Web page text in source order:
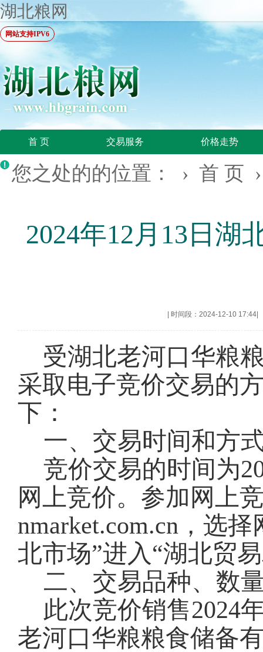
湖北粮网
网站支持IPV6
首 页 交易服务 价格走势
您之处的的位置： › 首 页
2024年12月13日湖
时间段：2024-12-10 17:44
受湖北老河口华粮
采取电子竞价交易的
下：
一、交易时间和方
竞价交易的时间为
网上竞价。参加网上
nmarket.com.cn，选
北市场”进入“湖北贸
二、交易品种、数
此次竞价销售2024
老河口华粮粮食储备